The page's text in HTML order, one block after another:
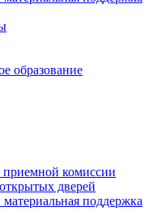
образование
комиссии
дверей
поддержка